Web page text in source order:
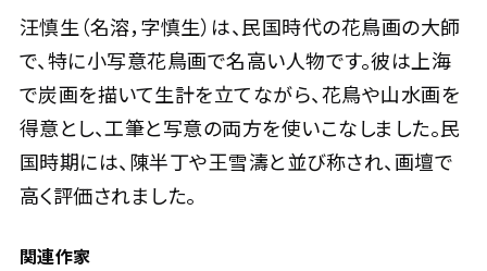
汪慎生（名溶，字慎生）は、民国時代の花鳥画の大師
で、特に小写意花鳥画で名高い人物です。彼は上海
で炭画を描いて生計を立てながら、花鳥や山水画を
得意とし、工筆と写意の両方を使いこなしました。民
国時期には、陳半丁や王雪濤と並び称され、画壇で
高く評価されました。
関連作家
汪慎生 花蝶
主催 Jo's Auction
開催 2026/02/26
予想価格
JPY 100,000 - 200,000
結果
公開終了